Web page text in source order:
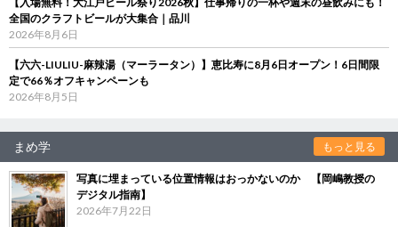
全国のクラフトビールが大集合｜品川
2026年8月6日
【六六-LIULIU-麻辣湯（マーラータン）】恵比寿に8月6日オープン！6日間限
定で66％オフキャンペーンも
2026年8月5日
まめ学 もっと見る
写真に埋まっている位置情報はおっかないのか 【岡嶋教授の
デジタル指南】
2026年7月22日